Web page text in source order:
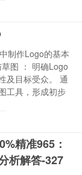
制作Logo的基本
图 ： 明确Logo
及目标受众。 通
工具，形成初步
精准965：
析解答-327